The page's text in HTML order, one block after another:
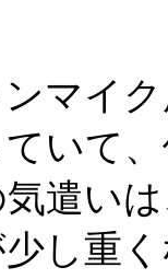
マイ
いて
遣い
し重